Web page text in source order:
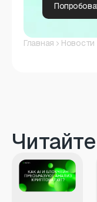
Главная Новости